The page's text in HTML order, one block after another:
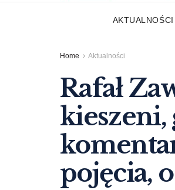
AKTUALNOŚCI
Home Aktualności
Rafał
kieszeni,
pojęcia,